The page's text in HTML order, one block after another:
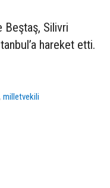
Beştaş, Silivri
hareket etti.
milletvekili